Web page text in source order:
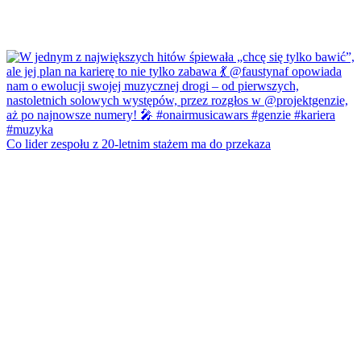
Co lider zespołu z 20-letnim stażem ma do przekaza